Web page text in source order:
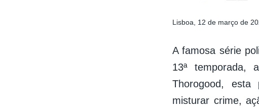
Lisboa, 12 de março de
A famosa série
13ª
Thorogood, esta
misturar crime,